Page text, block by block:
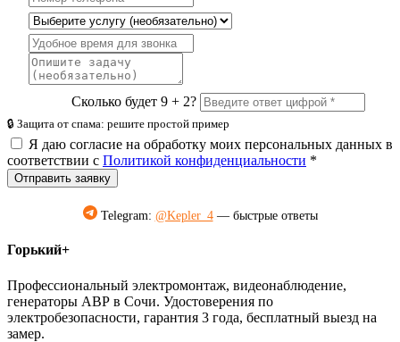
Сколько будет 9 + 2?
🔒 Защита от спама: решите простой пример
Я даю согласие на обработку моих персональных данных в
соответствии с Политикой конфиденциальности *
Отправить заявку
Telegram: @Kepler_4— быстрые ответы
Горький+
Профессиональный электромонтаж, видеонаблюдение,
генераторы АВР в Сочи. Удостоверения по
электробезопасности, гарантия 3 года, бесплатный выезд на
замер.